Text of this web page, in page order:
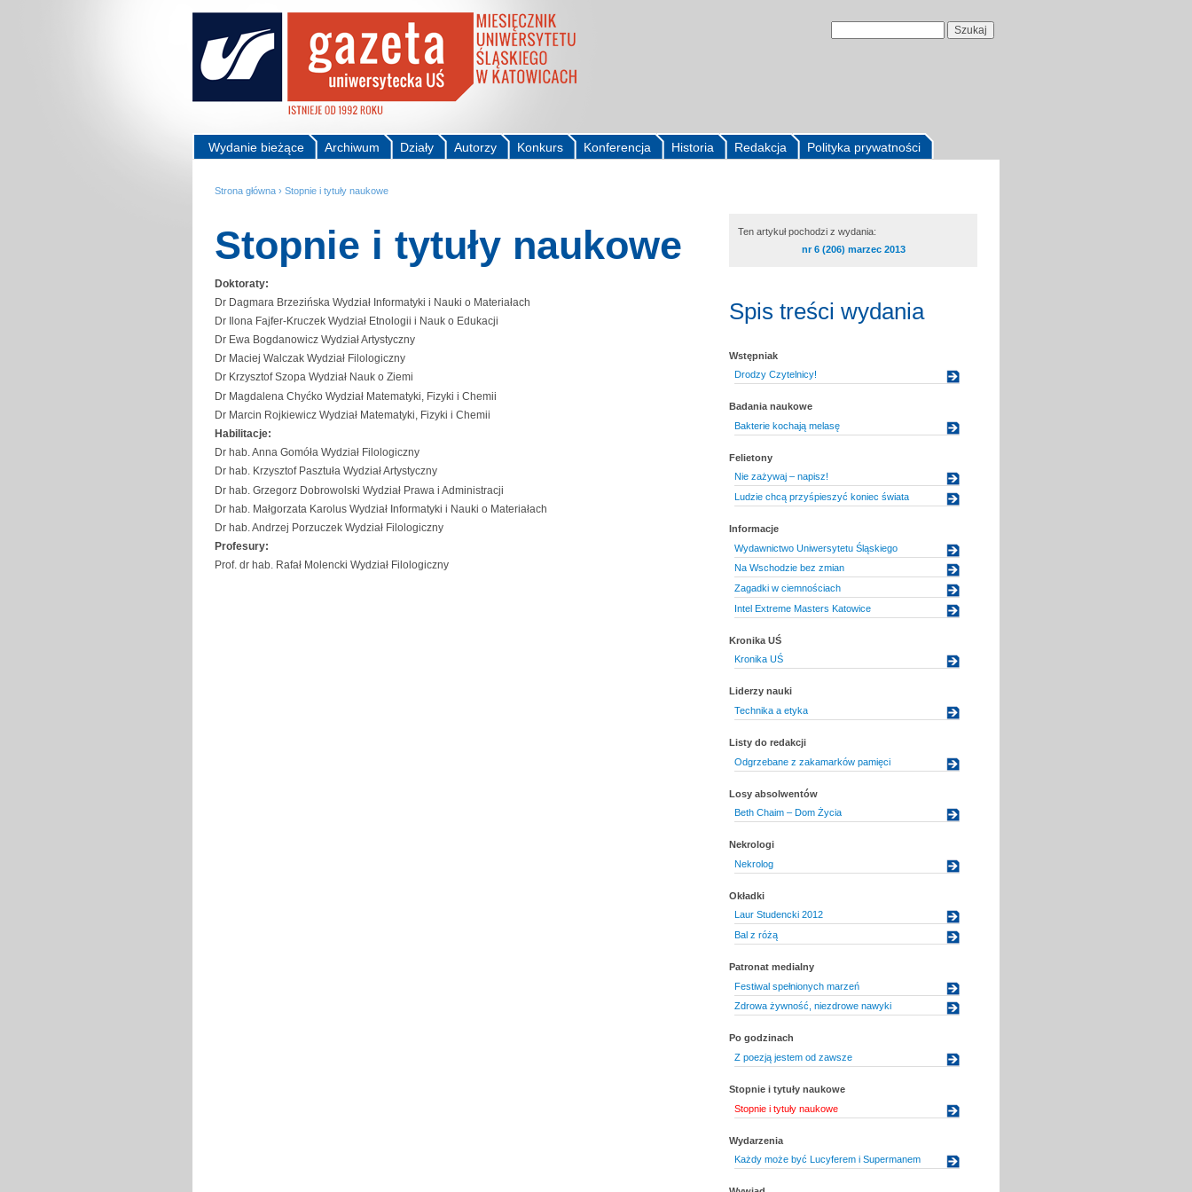
Polityka prywatności
Redakcja
Historia
Konferencja
Konkurs
Autorzy
Działy
Archiwum
Wydanie bieżące
Strona główna › Stopnie i tytuły naukowe
Stopnie i tytuły naukowe
Doktoraty:
Dr Dagmara Brzezińska Wydział Informatyki i Nauki o Materiałach
Dr Ilona Fajfer-Kruczek Wydział Etnologii i Nauk o Edukacji
Dr Ewa Bogdanowicz Wydział Artystyczny
Dr Maciej Walczak Wydział Filologiczny
Dr Krzysztof Szopa Wydział Nauk o Ziemi
Dr Magdalena Chyćko Wydział Matematyki, Fizyki i Chemii
Dr Marcin Rojkiewicz Wydział Matematyki, Fizyki i Chemii
Habilitacje:
Dr hab. Anna Gomóła Wydział Filologiczny
Dr hab. Krzysztof Pasztuła Wydział Artystyczny
Dr hab. Grzegorz Dobrowolski Wydział Prawa i Administracji
Dr hab. Małgorzata Karolus Wydział Informatyki i Nauki o Materiałach
Dr hab. Andrzej Porzuczek Wydział Filologiczny
Profesury:
Prof. dr hab. Rafał Molencki Wydział Filologiczny
Ten artykuł pochodzi z wydania:
nr 6 (206) marzec 2013
Spis treści wydania
Wstępniak
Drodzy Czytelnicy!
Badania naukowe
Bakterie kochają melasę
Felietony
Nie zażywaj – napisz!
Ludzie chcą przyśpieszyć koniec świata
Informacje
Wydawnictwo Uniwersytetu Śląskiego
Na Wschodzie bez zmian
Zagadki w ciemnościach
Intel Extreme Masters Katowice
Kronika UŚ
Kronika UŚ
Liderzy nauki
Technika a etyka
Listy do redakcji
Odgrzebane z zakamarków pamięci
Losy absolwentów
Beth Chaim – Dom Życia
Nekrologi
Nekrolog
Okładki
Laur Studencki 2012
Bal z różą
Patronat medialny
Festiwal spełnionych marzeń
Zdrowa żywność, niezdrowe nawyki
Po godzinach
Z poezją jestem od zawsze
Stopnie i tytuły naukowe
Stopnie i tytuły naukowe
Wydarzenia
Każdy może być Lucyferem i Supermanem